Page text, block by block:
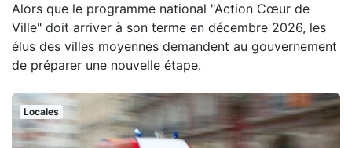
Alors que le programme national "Action Cœur de
Ville" doit arriver à son terme en décembre 2026, les
élus des villes moyennes demandent au gouvernement
de préparer une nouvelle étape.
Locales